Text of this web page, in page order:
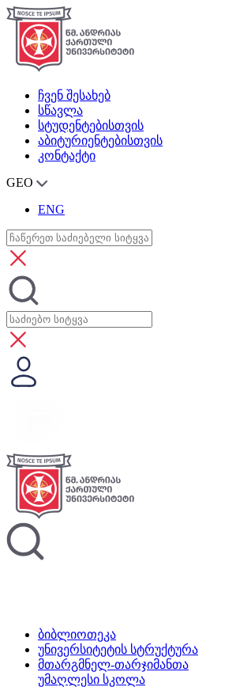
ჩვენ შესახებ
სწავლა
სტუდენტებისთვის
აბიტურიენტებისთვის
კონტაქტი
GEO
ENG
ბიბლიოთეკა
უნივერსიტეტის სტრუქტურა
მთარგმნელ-თარჯიმანთა
უმაღლესი სკოლა